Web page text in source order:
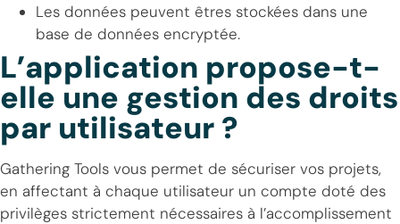
Les données peuvent êtres stockées dans une
base de données encryptée.
L’application propose-t-
elle une gestion des droits
par utilisateur ?
Gathering Tools vous permet de sécuriser vos projets,
en affectant à chaque utilisateur un compte doté des
privilèges strictement nécessaires à l’accomplissement